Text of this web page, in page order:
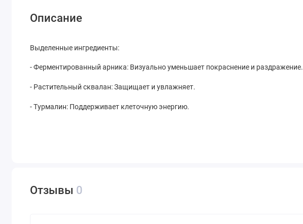
Описание
Выделенные ингредиенты:
- Ферментированный арника: Визуально уменьшает покраснение и раздражение.
- Растительный сквалан: Защищает и увлажняет.
- Турмалин: Поддерживает клеточную энергию.
Отзывы 0